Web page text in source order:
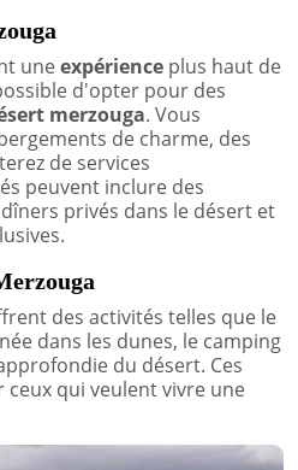
uneexpérience plus haut de
d'opter pour des
merzouga. Vous
de charme, des
de services
peuvent inclure des
privés dans le désert et
des activités telles que le
dans les dunes, le camping
du désert. Ces
qui veulent vivre une